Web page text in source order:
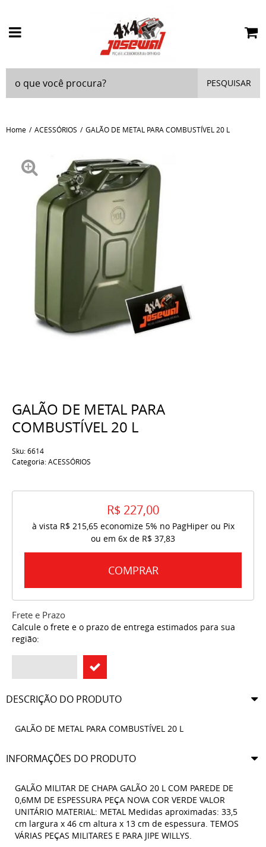
PESQUISAR
Home ACESSÓRIOS GALÃO DE METAL PARA COMBUSTÍVEL 20 L
GALÃO DE METAL PARA
COMBUSTÍVEL 20 L
Sku:6614
Categoria:ACESSÓRIOS
R$ 227,00
à vista R$ 215,65economize 5% no PagHiper ou Pix
ou em 6x de R$ 37,83
COMPRAR
Frete e Prazo
Calcule o frete e o prazo de entrega estimados para sua
região:
DESCRIÇÃO DO PRODUTO
GALÃO DE METAL PARA COMBUSTÍVEL 20 L
INFORMAÇÕES DO PRODUTO
GALÃO MILITAR DE CHAPA GALÃO 20 L COM PAREDE DE
0,6MM DE ESPESSURA PEÇA NOVA COR VERDE VALOR
UNITÁRIO MATERIAL: METAL Medidas aproximadas: 33,5
cm largura x 46 cm altura x 13 cm de espessura. TEMOS
VÁRIAS PEÇAS MILITARES E PARA JIPE WILLYS.